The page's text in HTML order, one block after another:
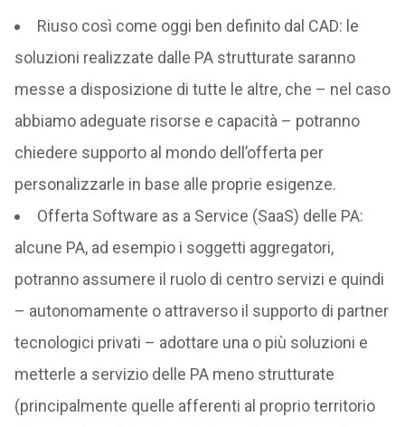
Riuso così come oggi ben definito dal CAD: le
soluzioni realizzate dalle PA strutturate saranno
messe a disposizione di tutte le altre, che – nel caso
abbiamo adeguate risorse e capacità – potranno
chiedere supporto al mondo dell’offerta per
personalizzarle in base alle proprie esigenze.
Offerta Software as a Service (SaaS) delle PA:
alcune PA, ad esempio i soggetti aggregatori,
potranno assumere il ruolo di centro servizi e quindi
– autonomamente o attraverso il supporto di partner
tecnologici privati – adottare una o più soluzioni e
metterle a servizio delle PA meno strutturate
(principalmente quelle afferenti al proprio territorio